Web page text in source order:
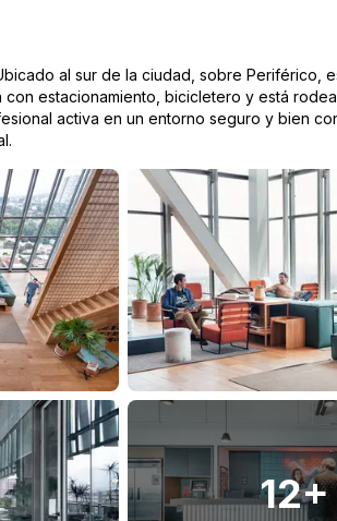
al sur de la ciudad, sobre Periférico,
estacionamiento, bicicletero y está
activa en un entorno seguro y bien
12+